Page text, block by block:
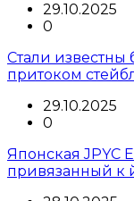
29.10.2025
0
Стали
притоком
29.10.2025
0
Японская JPYC
привязанный к